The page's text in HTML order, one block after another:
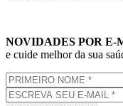
NOVIDADES POR E-
e cuide melhor da sua